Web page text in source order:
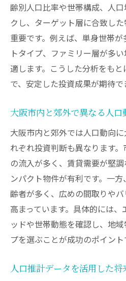
齢別人口比率や世帯構成、人
クし、ターゲット層に合致し
重要です。例えば、単身世帯
トタイプ、ファミリー層が多
適します。こうした分析をも
で、安定した投資成果が期待で
大阪市内と郊外で異なる人口
大阪市内と郊外では人口動向
れぞれ投資判断も異なります
の流入が多く、賃貸需要が堅
ンパクト物件が有利です。一
齢者が多く、広めの間取りや
高まっています。具体的には
ッドや世帯動態を確認し、地
プを選ぶことが成功のポイント
人口推計データを活用した将